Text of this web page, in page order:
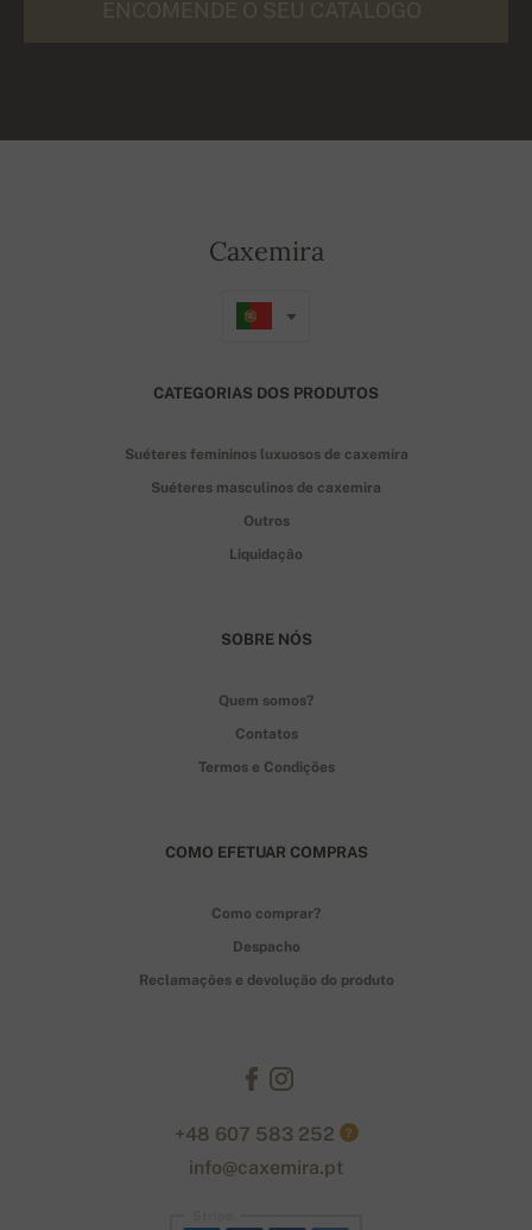
Caxemira
CATEGORIAS DOS PRODUTOS
Suéteres femininos luxuosos de caxemira
Suéteres masculinos de caxemira
Outros
Liquidação
SOBRE NÓS
Quem somos?
Contatos
Termos e Condições
COMO EFETUAR COMPRAS
Como comprar?
Despacho
Reclamações e devolução do produto
+48 607 583 252 ?
info@caxemira.pt